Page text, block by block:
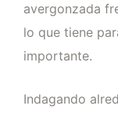
avergonzada
lo que tiene
importante.
Indagando